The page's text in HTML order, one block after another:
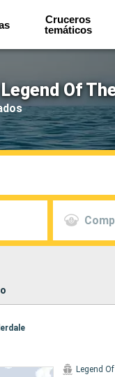
Cruceros
temáticos
Of
Legend